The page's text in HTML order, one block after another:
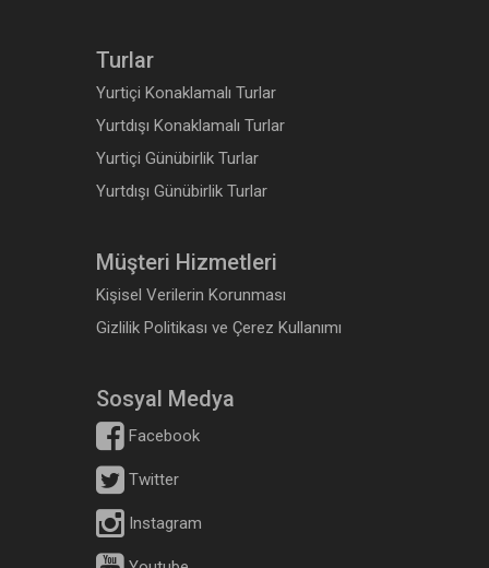
Turlar
Yurtiçi Konaklamalı Turlar
Yurtdışı Konaklamalı Turlar
Yurtiçi Günübirlik Turlar
Yurtdışı Günübirlik Turlar
Müşteri Hizmetleri
Kişisel Verilerin Korunması
Gizlilik Politikası ve Çerez Kullanımı
Sosyal Medya
Facebook
Twitter
Instagram